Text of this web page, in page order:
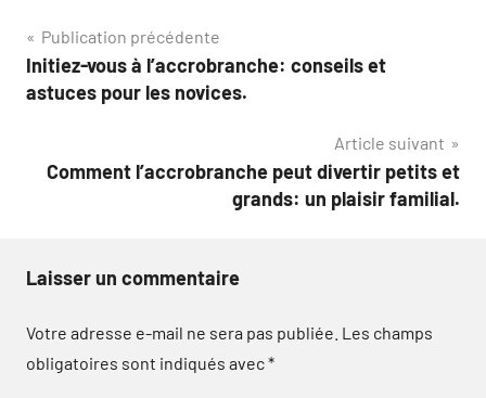
Navigation
de
Publication précédente
Initiez-vous à l’accrobranche: conseils et
astuces pour les novices.
Article suivant
Comment l’accrobranche peut divertir petits et
grands: un plaisir familial.
Laisser un commentaire
Votre adresse e-mail ne sera pas publiée. Les champs
obligatoires sont indiqués avec*